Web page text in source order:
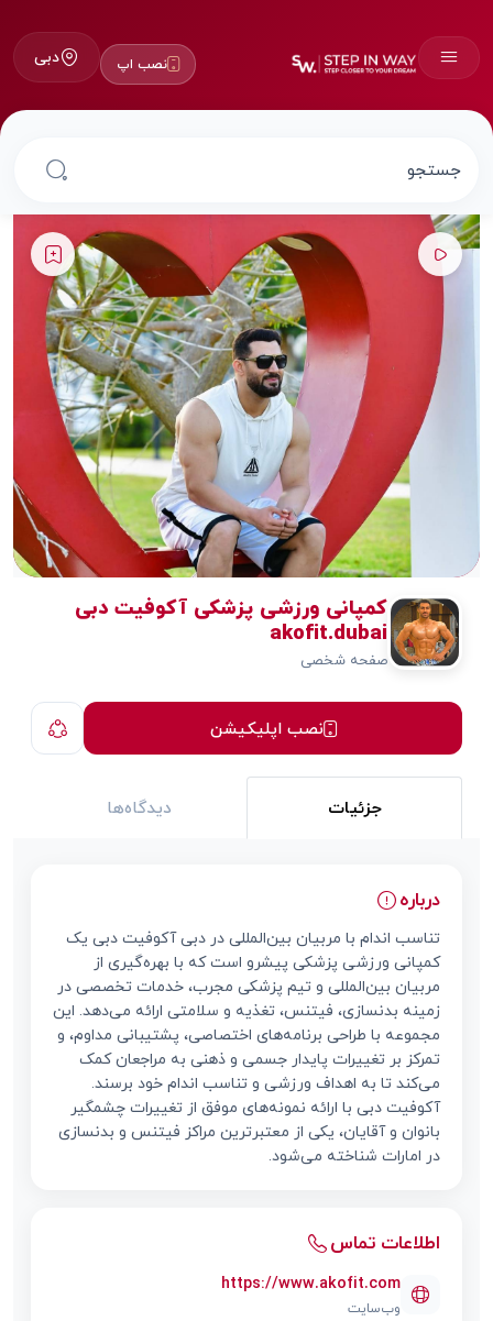
نصب اپ دبی
کمپانی ورزشی پزشکی آکوفیت دبی
akofit.dubai
صفحه شخصی
نصب اپلیکیشن
جزئیات دیدگاه‌ها
درباره
تناسب اندام با مربیان بین‌المللی در دبی آکوفیت دبی یک
کمپانی ورزشی پزشکی پیشرو است که با بهره‌گیری از
مربیان بین‌المللی و تیم پزشکی مجرب، خدمات تخصصی در
زمینه بدنسازی، فیتنس، تغذیه و سلامتی ارائه می‌دهد. این
مجموعه با طراحی برنامه‌های اختصاصی، پشتیبانی مداوم، و
تمرکز بر تغییرات پایدار جسمی و ذهنی به مراجعان کمک
می‌کند تا به اهداف ورزشی و تناسب اندام خود برسند.
آکوفیت دبی با ارائه نمونه‌های موفق از تغییرات چشمگیر
بانوان و آقایان، یکی از معتبرترین مراکز فیتنس و بدنسازی
در امارات شناخته می‌شود.
اطلاعات تماس
https://www.akofit.com
وب‌سایت